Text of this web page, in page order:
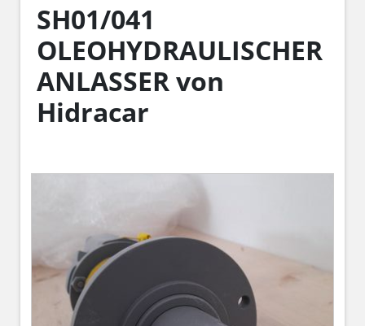
SH01/041
OLEOHYDRAULISCHER
ANLASSER von
Hidracar